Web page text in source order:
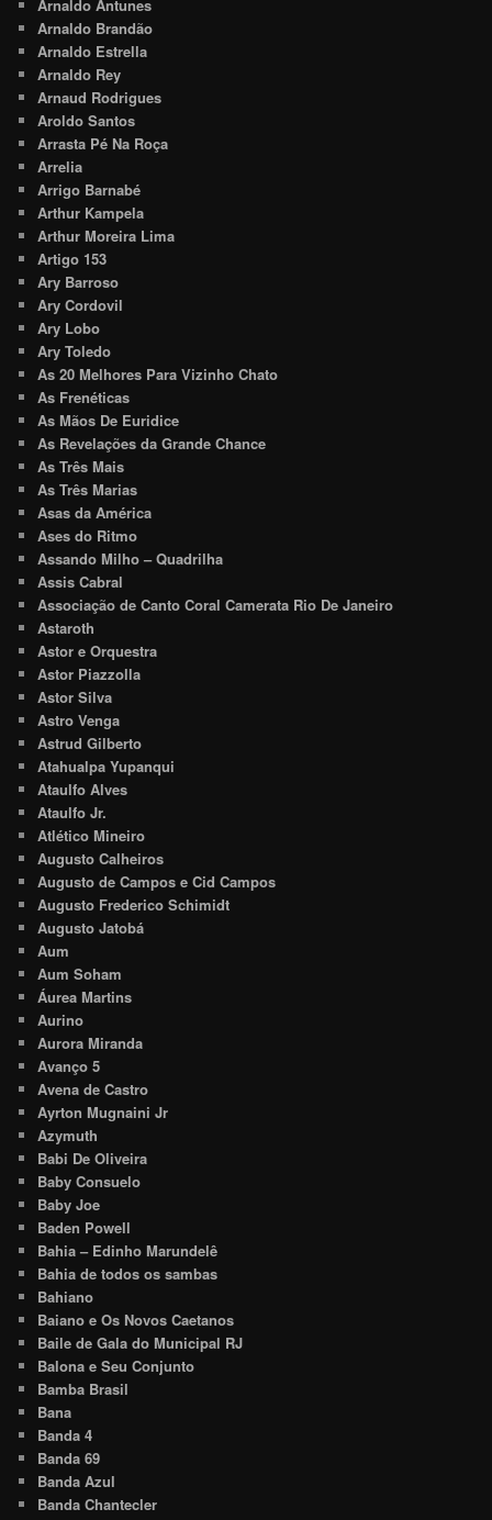
Arnaldo Antunes
Arnaldo Brandão
Arnaldo Estrella
Arnaldo Rey
Arnaud Rodrigues
Aroldo Santos
Arrasta Pé Na Roça
Arrelia
Arrigo Barnabé
Arthur Kampela
Arthur Moreira Lima
Artigo 153
Ary Barroso
Ary Cordovil
Ary Lobo
Ary Toledo
As 20 Melhores Para Vizinho Chato
As Frenéticas
As Mãos De Euridice
As Revelações da Grande Chance
As Três Mais
As Três Marias
Asas da América
Ases do Ritmo
Assando Milho – Quadrilha
Assis Cabral
Associação de Canto Coral Camerata Rio De Janeiro
Astaroth
Astor e Orquestra
Astor Piazzolla
Astor Silva
Astro Venga
Astrud Gilberto
Atahualpa Yupanqui
Ataulfo Alves
Ataulfo Jr.
Atlético Mineiro
Augusto Calheiros
Augusto de Campos e Cid Campos
Augusto Frederico Schimidt
Augusto Jatobá
Aum
Aum Soham
Áurea Martins
Aurino
Aurora Miranda
Avanço 5
Avena de Castro
Ayrton Mugnaini Jr
Azymuth
Babi De Oliveira
Baby Consuelo
Baby Joe
Baden Powell
Bahia – Edinho Marundelê
Bahia de todos os sambas
Bahiano
Baiano e Os Novos Caetanos
Baile de Gala do Municipal RJ
Balona e Seu Conjunto
Bamba Brasil
Bana
Banda 4
Banda 69
Banda Azul
Banda Chantecler